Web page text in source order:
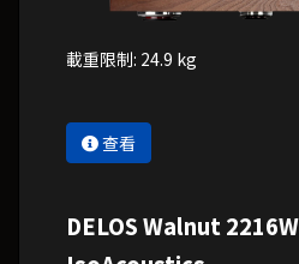
載重限制: 24.9 kg
查看
DELOS Walnut